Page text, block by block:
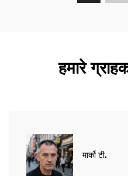
हमारे
मार्को टी.